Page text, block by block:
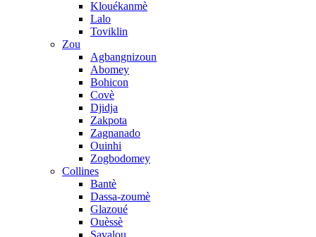
Klouékanmè
Lalo
Toviklin
Zou
Agbangnizoun
Abomey
Bohicon
Covè
Djidja
Zakpota
Zagnanado
Ouinhi
Zogbodomey
Collines
Bantè
Dassa-zoumè
Glazoué
Ouèssè
Savalou